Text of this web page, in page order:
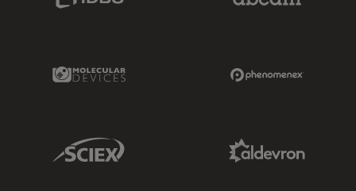
Molecular Devices Link
Sciex Link